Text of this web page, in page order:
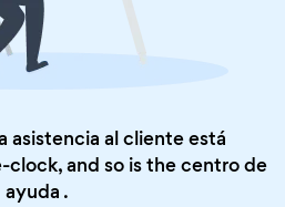
asistencia al cliente está
and so is thecentro de
ayuda .